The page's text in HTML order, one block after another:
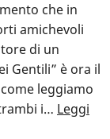
che in
amichevoli
di un
Gentili” è ora il
leggiamo
i… Leggi